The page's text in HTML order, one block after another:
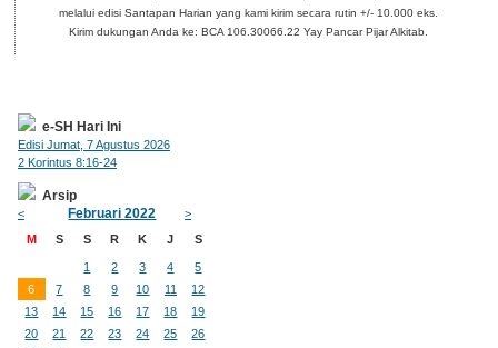
melalui edisi Santapan Harian yang kami kirim secara rutin +/- 10.000 eks.
Kirim dukungan Anda ke: BCA 106.30066.22 Yay Pancar Pijar Alkitab.
e-SH Hari Ini
Edisi Jumat, 7 Agustus 2026
2 Korintus 8:16-24
Arsip
< Februari 2022
>
M
S S R K J S
1 2 3 4
5
6
7 8 9 10 11
12
13
14 15 16 17 18
19
20
21 22 23 24 25
26